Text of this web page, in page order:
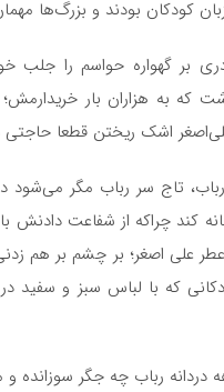
کودکان بودند و بزرگ‌ها
بر گهواره حواسم را جلب
که به هزاران بار خریدارمش؛
اشک ریختن قطعا حاجتی
تاج سر رباب مگر می‌شود
کند چراکه از شفاعت دادنش
عطر علی اصغر؛ بر چشم بر هم
که با لباس سبز و سفید
رباب چه جگر سوزانده و